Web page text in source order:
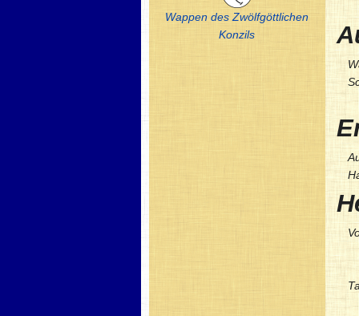
Wappen des Zwölfgöttlichen
Konzils